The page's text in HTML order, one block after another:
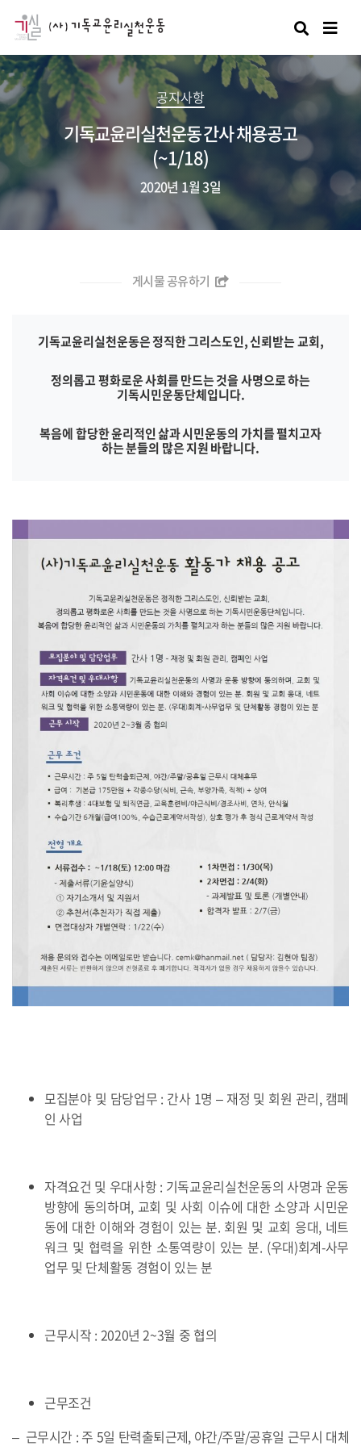
검색
공지사항
기독교윤리실천운동 간사 채용공고
(~1/18)
2020년 1월 3일
게시물 공유하기
기독교윤리실천운동은 정직한 그리스도인, 신뢰받는 교회,
정의롭고 평화로운 사회를 만드는 것을 사명으로 하는
기독시민운동단체입니다.
복음에 합당한 윤리적인 삶과 시민운동의 가치를 펼치고자
하는 분들의 많은 지원 바랍니다.
모집분야 및 담당업무 : 간사 1명 – 재정 및 회원 관리, 캠페
인 사업
자격요건 및 우대사항 : 기독교윤리실천운동의 사명과 운동
방향에 동의하며, 교회 및 사회 이슈에 대한 소양과 시민운
동에 대한 이해와 경험이 있는 분. 회원 및 교회 응대, 네트
워크 및 협력을 위한 소통역량이 있는 분. (우대)회계-사무
업무 및 단체활동 경험이 있는 분
근무시작 : 2020년 2~3월 중 협의
근무조건
– 근무시간 : 주 5일 탄력출퇴근제, 야간/주말/공휴일 근무시 대체